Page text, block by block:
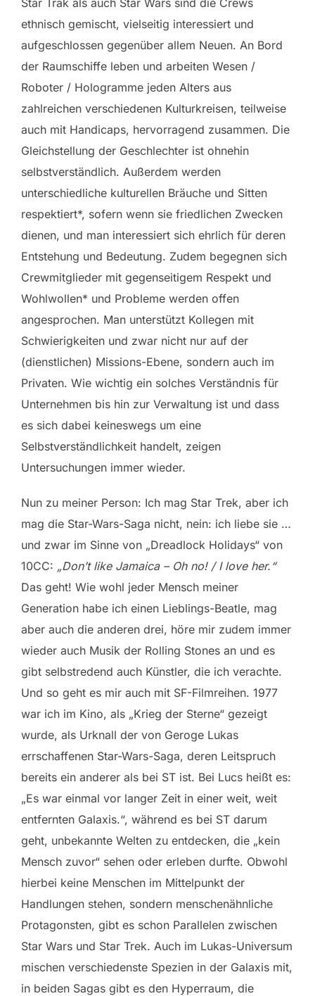
Star Trak als auch Star Wars sind die Crews
ethnisch gemischt, vielseitig interessiert und
aufgeschlossen gegenüber allem Neuen. An Bord
der Raumschiffe leben und arbeiten Wesen /
Roboter / Hologramme jeden Alters aus
zahlreichen verschiedenen Kulturkreisen, teilweise
auch mit Handicaps, hervorragend zusammen. Die
Gleichstellung der Geschlechter ist ohnehin
selbstverständlich. Außerdem werden
unterschiedliche kulturellen Bräuche und Sitten
respektiert*, sofern wenn sie friedlichen Zwecken
dienen, und man interessiert sich ehrlich für deren
Entstehung und Bedeutung. Zudem begegnen sich
Crewmitglieder mit gegenseitigem Respekt und
Wohlwollen* und Probleme werden offen
angesprochen. Man unterstützt Kollegen mit
Schwierigkeiten und zwar nicht nur auf der
(dienstlichen) Missions-Ebene, sondern auch im
Privaten. Wie wichtig ein solches Verständnis für
Unternehmen bis hin zur Verwaltung ist und dass
es sich dabei keineswegs um eine
Selbstverständlichkeit handelt, zeigen
Untersuchungen immer wieder.
Nun zu meiner Person: Ich mag Star Trek, aber ich
mag die Star-Wars-Saga nicht, nein: ich liebe sie …
und zwar im Sinne von „Dreadlock Holidays“ von
10CC: „Don’t like Jamaica – Oh no! / I love her.“
Das geht! Wie wohl jeder Mensch meiner
Generation habe ich einen Lieblings-Beatle, mag
aber auch die anderen drei, höre mir zudem immer
wieder auch Musik der Rolling Stones an und es
gibt selbstredend auch Künstler, die ich verachte.
Und so geht es mir auch mit SF-Filmreihen. 1977
war ich im Kino, als „Krieg der Sterne“ gezeigt
wurde, als Urknall der von Geroge Lukas
errschaffenen Star-Wars-Saga, deren Leitspruch
bereits ein anderer als bei ST ist. Bei Lucs heißt es:
„Es war einmal vor langer Zeit in einer weit, weit
entfernten Galaxis.“, während es bei ST darum
geht, unbekannte Welten zu entdecken, die „kein
Mensch zuvor“ sehen oder erleben durfte. Obwohl
hierbei keine Menschen im Mittelpunkt der
Handlungen stehen, sondern menschenähnliche
Protagonsten, gibt es schon Parallelen zwischen
Star Wars und Star Trek. Auch im Lukas-Universum
mischen verschiedenste Spezien in der Galaxis mit,
in beiden Sagas gibt es den Hyperraum, die